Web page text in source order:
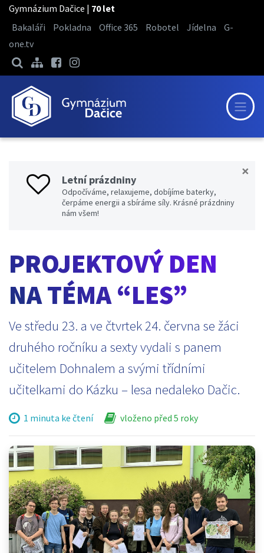
Gymnázium Dačice | 70 let
Bakaláři
Pokladna Office 365 Robotel Jídelna
G-
one.tv
×
Letní prázdniny
Odpočíváme, relaxujeme, dobíjíme baterky,
čerpáme energii a sbíráme síly. Krásné prázdniny
nám všem!
PROJEKTOVÝ DEN
NA TÉMA “LES”
Ve středu 23. a ve čtvrtek 24. června se žáci
druhého ročníku a sexty vydali s panem
učitelem Dohnalem a svými třídními
učitelkami do Kázku – lesa nedaleko Dačic.
1 minuta ke čtení vloženo před 5 roky